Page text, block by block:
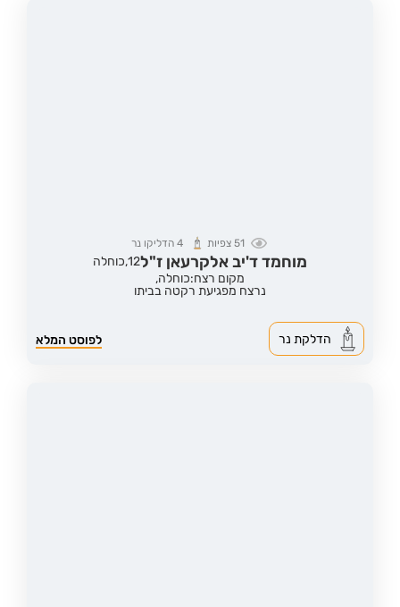
51צפיות 4 הדליקו נר
מוחמד ד'יב אלקרעאן ז"ל12, כוחלה
מקום רצח:כוחלה,
נרצח מפגיעת רקטה בביתו
לפוסט המלא הדלקת נר